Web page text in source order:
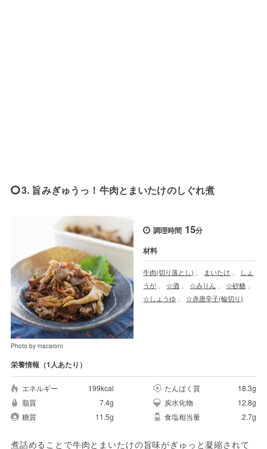
3. 旨みぎゅうっ！牛肉とまいたけのしぐれ煮
Photo by macaroni
調理時間 15分
材料
牛肉(切り落とし) まいたけ
しょ
うが
☆酒 ☆みりん ☆砂糖
☆しょうゆ
☆赤唐辛子(輪切り)
栄養情報（1人あたり）
エネルギー 199kcal たんぱく質
18.3g
脂質
7.4g 炭水化物
12.8g
糖質
11.5g 食塩相当量 2.7g
煮詰めることで牛肉とまいたけの旨味がぎゅっと凝縮されて